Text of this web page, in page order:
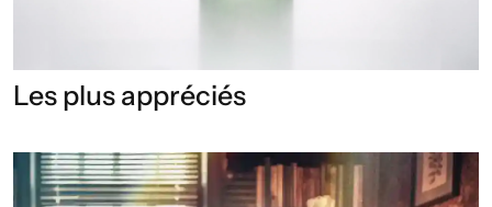
Les plus appréciés